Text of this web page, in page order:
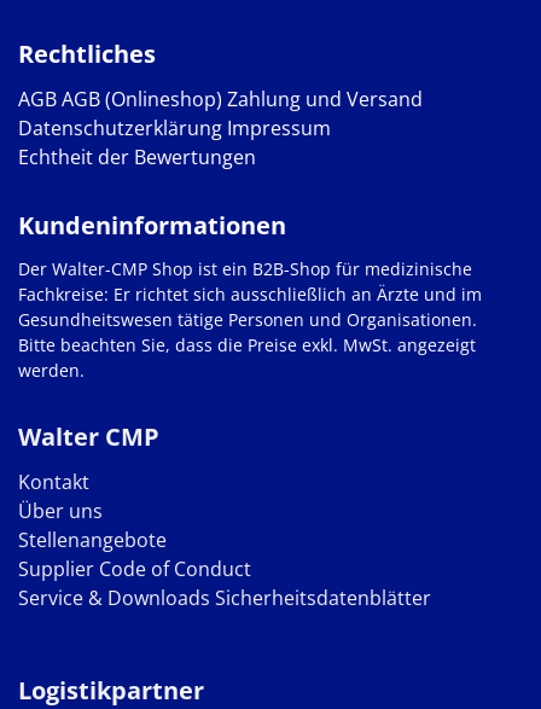
Rechtliches
AGBAGB (Onlineshop) Zahlung und Versand
Datenschutzerklärung Impressum
Echtheit der Bewertungen
Walter CMP
Kontakt
Über uns
Stellenangebote
Supplier Code of Conduct
Service & Downloads Sicherheitsdatenblätter
Kundeninformationen
Der Walter-CMP Shop ist ein B2B-Shop für medizinische
Fachkreise: Er richtet sich ausschließlich an Ärzte und im
Gesundheitswesen tätige Personen und Organisationen.
Bitte beachten Sie, dass die Preise exkl. MwSt. angezeigt
werden.
Logistikpartner